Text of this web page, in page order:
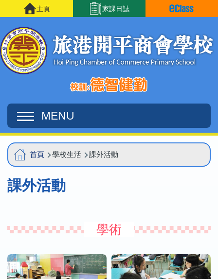
移至主內容 家課日誌
主頁
MENU
Main
navigation
導
航
連
首頁 學校生活 課外活動
課外活動
學術